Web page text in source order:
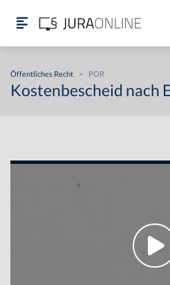
Öffentliches Recht > POR
Kostenbescheid nach